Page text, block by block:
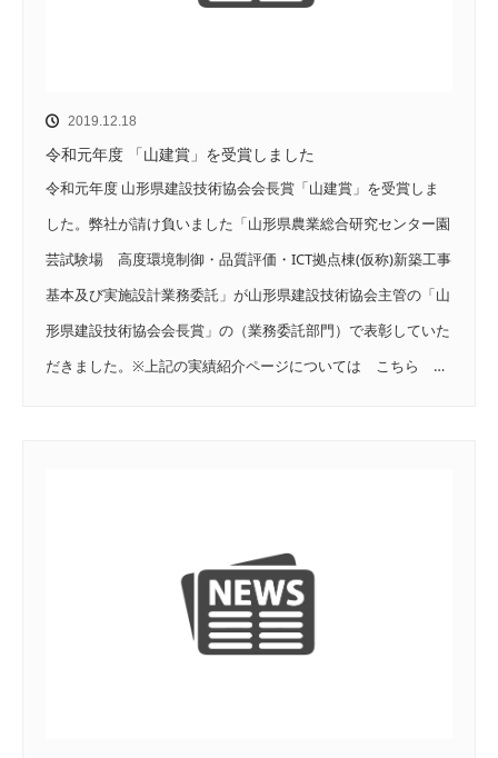
2019.12.18
令和元年度 「山建賞」を受賞しました
令和元年度 山形県建設技術協会会長賞「山建賞」を受賞しま
した。弊社が請け負いました「山形県農業総合研究センター園
芸試験場 高度環境制御・品質評価・ICT拠点棟(仮称)新築工事
基本及び実施設計業務委託」が山形県建設技術協会主管の「山
形県建設技術協会会長賞」の（業務委託部門）で表彰していた
だきました。※上記の実績紹介ページについては こちら …